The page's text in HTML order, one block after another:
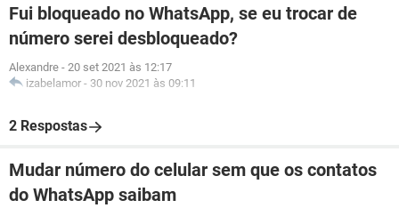
Fui bloqueado no WhatsApp, se eu trocar de
número serei desbloqueado?
Alexandre - 20 set 2021 às 12:17
izabelamor - 30 nov 2021 às 09:11
2 Respostas
Mudar número do celular sem que os contatos
do WhatsApp saibam